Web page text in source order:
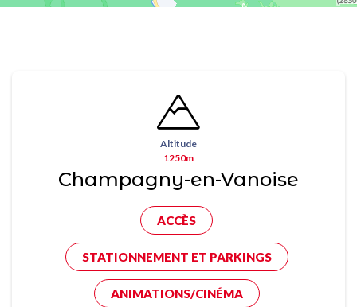
Altitude
1250m
Champagny-en-Vanoise
ACCÈS
STATIONNEMENT ET PARKINGS
ANIMATIONS/CINÉMA